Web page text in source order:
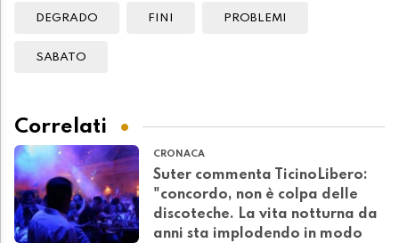
DEGRADO FINI PROBLEMI
SABATO
Correlati
CRONACA
Suter commenta TicinoLibero:
"concordo, non è colpa delle
discoteche. La vita notturna da
anni sta implodendo in modo